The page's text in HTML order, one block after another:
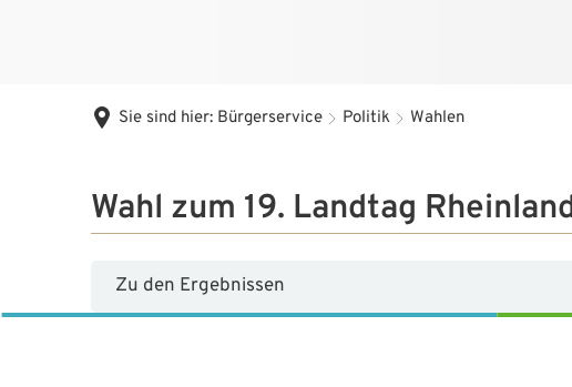
Sie sind hier: Bürgerservice Politik Wahlen
Wahl zum 19. Landtag
Zu den Ergebnissen